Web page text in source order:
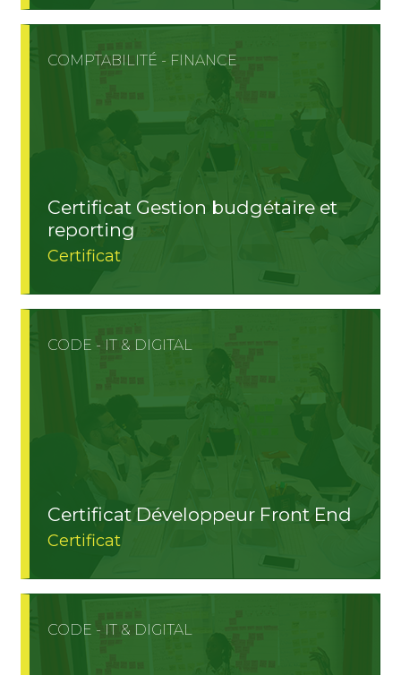
COMPTABILITÉ - FINANCE
Certificat Gestion budgétaire et
reporting
Certificat
CODE - IT & DIGITAL
Certificat Développeur Front End
Certificat
CODE - IT & DIGITAL